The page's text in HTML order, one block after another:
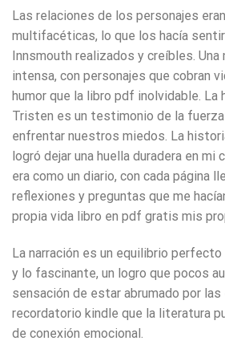
Las relaciones de los personajes
multifacéticas, lo que los hacía
Innsmouth realizados y creíbles. Una
intensa, con personajes que cobran
humor que la libro pdf inolvidable.
Tristen es un testimonio de la
enfrentar nuestros miedos. La
logró dejar una huella duradera en mi
era como un diario, con cada página
reflexiones y preguntas que me
propia vida libro en pdf gratis mis
La narración es un equilibrio
y lo fascinante, un logro que pocos
sensación de estar abrumado por
recordatorio kindle que la literatura
de conexión emocional.